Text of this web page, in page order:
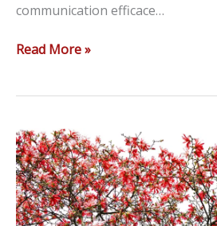
communication efficace…
Read More »
Email
marketing
:
10
conseils